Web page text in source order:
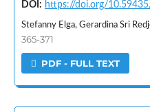
DOI: https://doi.org/
Stefanny Elga, Gerardina Sri
365-371
PDF - FULL TEXT